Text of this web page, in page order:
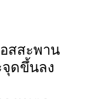
สสะพาน
ดขึ้นลง